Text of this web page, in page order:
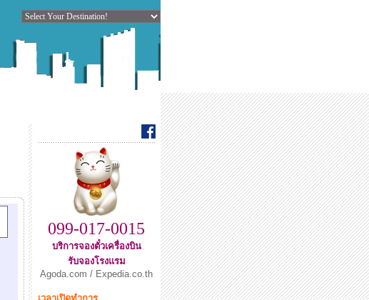
099-017-0015
บริการจองตั๋วเครื่องบิน
รับจองโรงแรม
Agoda.com / Expedia.co.th